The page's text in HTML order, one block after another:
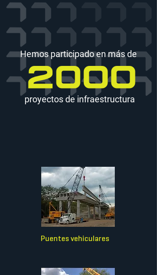
2000
Hemos participado en más de
proyectos de infraestructura
Puentes vehiculares